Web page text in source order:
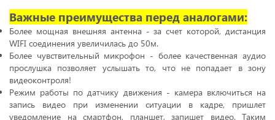
Важные преимущества перед аналогами:
Более мощная внешняя антенна - за счет которой, дистанция
WIFI соединения увеличилась до 50м.
Более чувствительный микрофон - более качественная аудио
прослушка позволяет услышать то, что не попадает в зону
видеоконтроля!
Режим работы по датчику движения - камера включиться на
запись видео при изменении ситуации в кадре, пришлет
уведомление на смартфон, планшет, запишет видео. Таким